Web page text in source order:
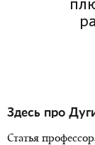
Здесь про
Статья